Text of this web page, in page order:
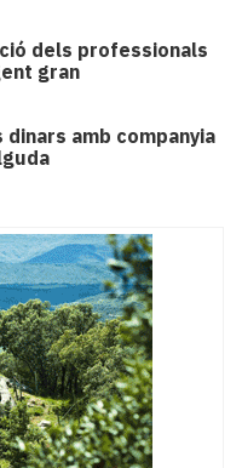
dels professionals
gran
amb companyia